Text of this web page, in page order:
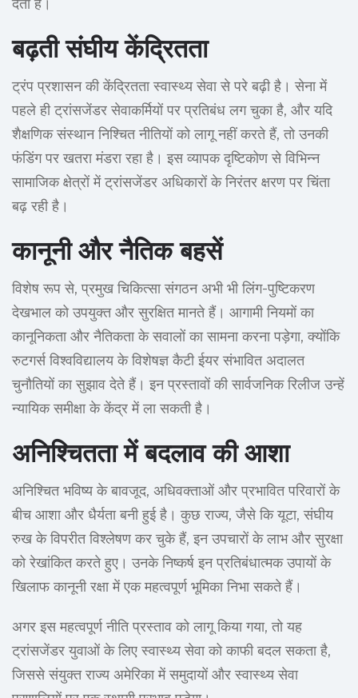
देता है।
बढ़ती संघीय केंद्रितता
ट्रंप प्रशासन की केंद्रितता स्वास्थ्य सेवा से परे बढ़ी है। सेना में
पहले ही ट्रांसजेंडर सेवाकर्मियों पर प्रतिबंध लग चुका है, और यदि
शैक्षणिक संस्थान निश्चित नीतियों को लागू नहीं करते हैं, तो उनकी
फंडिंग पर खतरा मंडरा रहा है। इस व्यापक दृष्टिकोण से विभिन्न
सामाजिक क्षेत्रों में ट्रांसजेंडर अधिकारों के निरंतर क्षरण पर चिंता
बढ़ रही है।
कानूनी और नैतिक बहसें
विशेष रूप से, प्रमुख चिकित्सा संगठन अभी भी लिंग-पुष्टिकरण
देखभाल को उपयुक्त और सुरक्षित मानते हैं। आगामी नियमों का
कानूनिकता और नैतिकता के सवालों का सामना करना पड़ेगा, क्योंकि
रुटगर्स विश्वविद्यालय के विशेषज्ञ कैटी ईयर संभावित अदालत
चुनौतियों का सुझाव देते हैं। इन प्रस्तावों की सार्वजनिक रिलीज उन्हें
न्यायिक समीक्षा के केंद्र में ला सकती है।
अनिश्चितता में बदलाव की आशा
अनिश्चित भविष्य के बावजूद, अधिवक्ताओं और प्रभावित परिवारों के
बीच आशा और धैर्यता बनी हुई है। कुछ राज्य, जैसे कि यूटा, संघीय
रुख के विपरीत विश्लेषण कर चुके हैं, इन उपचारों के लाभ और सुरक्षा
को रेखांकित करते हुए। उनके निष्कर्ष इन प्रतिबंधात्मक उपायों के
खिलाफ कानूनी रक्षा में एक महत्वपूर्ण भूमिका निभा सकते हैं।
अगर इस महत्वपूर्ण नीति प्रस्ताव को लागू किया गया, तो यह
ट्रांसजेंडर युवाओं के लिए स्वास्थ्य सेवा को काफी बदल सकता है,
जिससे संयुक्त राज्य अमेरिका में समुदायों और स्वास्थ्य सेवा